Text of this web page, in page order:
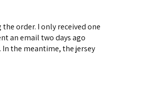
order. I only received one
an email two days ago
the meantime, the jersey